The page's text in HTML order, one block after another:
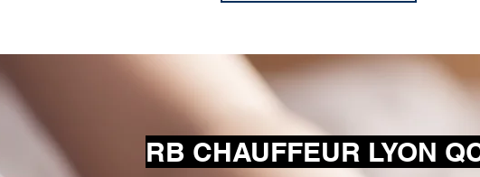
RB CHAUFFEUR LYON